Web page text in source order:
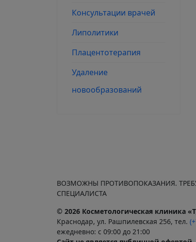
Консультации врачей
Липолитики
Плацентотерапия
Удаление
новообразований
ВОЗМОЖНЫ ПРОТИВОПОКАЗАНИЯ.
СПЕЦИАЛИСТА
© 2026 Косметологическая клиника
Краснодар, ул. Рашпилевская 256, тел.
ежедневно: с 09:00 до 21:00